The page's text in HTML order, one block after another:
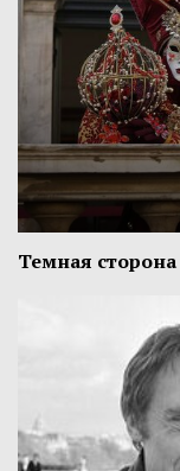
Темная